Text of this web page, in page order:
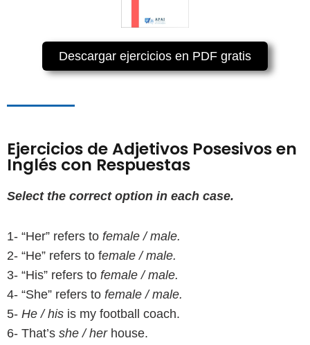
Descargar ejercicios en PDF gratis
Ejercicios de Adjetivos Posesivos en
Inglés con Respuestas
Select the correct option in each case.
1- “Her” refers to female / male.
2- “He” refers to female / male.
3- “His” refers to female / male.
4- “She” refers to female / male.
5- He / his is my football coach.
6- That’s she / herhouse.